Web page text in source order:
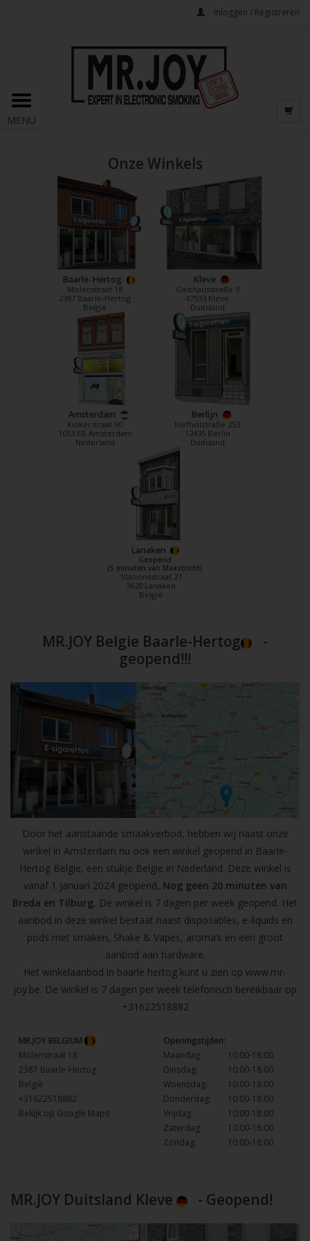
Inloggen / Registreren
MENU
Onze Winkels
Baarle-Hertog
Molenstraat 18
2387 Baarle-Hertog
België
Kleve
Gasthausstraße 9
47533 Kleve
Duitsland
Amsterdam
Kinkerstraat 90
1053 EB Amsterdam
Nederland
Berlijn
Kiefholztraße 253
12435 Berlin
Duitsland
Lanaken
Geopend
(5 minuten van Maastricht)
Stationsstraat 27
3620 Lanaken
België
MR.JOY Belgie Baarle-Hertog
-
geopend!!!
Door het aanstaande smaakverbod, hebben wij naast onze
winkel in Amsterdam nu ook een winkel geopend in Baarle-
Hertog Belgie, een stukje Belgie in Nederland. Deze winkel is
vanaf 1 januari 2024 geopend, Nog geen 20 minuten van
Breda en Tilburg. De winkel is 7 dagen per week geopend. Het
aanbod in deze winkel bestaat naast disposables, e-liquids en
pods met smaken, Shake & Vapes, aroma’s en een groot
aanbod aan hardware.
Het winkelaanbod in baarle hertog kunt u zien op www.mr-
joy.be. De winkel is 7 dagen per week telefonisch bereikbaar op
+31622518882
MR.JOY BELGIUM
Molenstraat 18
2387 Baarle-Hertog
België
+31622518882
Bekijk op Google Maps
Openingstijden:
Maandag:
10:00-18:00
Dinsdag:
10:00-18:00
Woensdag:
10:00-18:00
Donderdag:
10:00-18:00
Vrijdag:
10:00-18:00
Zaterdag:
10:00-18:00
Zondag:
10:00-18:00
MR.JOY Duitsland Kleve - Geopend!